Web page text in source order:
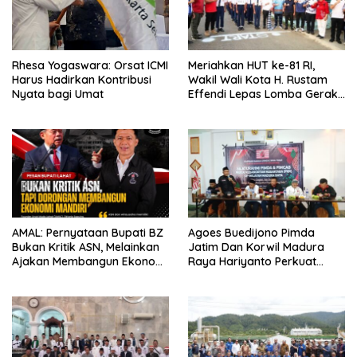
Rhesa Yogaswara: Orsat ICMI
Harus Hadirkan Kontribusi
Nyata bagi Umat
Meriahkan HUT ke-81 RI,
Wakil Wali Kota H. Rustam
Effendi Lepas Lomba Gerak
AMAL: Pernyataan Bupati BZ
Bukan Kritik ASN, Melainkan
Ajakan Membangun Ekonomi
Agoes Buedijono Pimda
Jatim Dan Korwil Madura
Raya Hariyanto Perkuat